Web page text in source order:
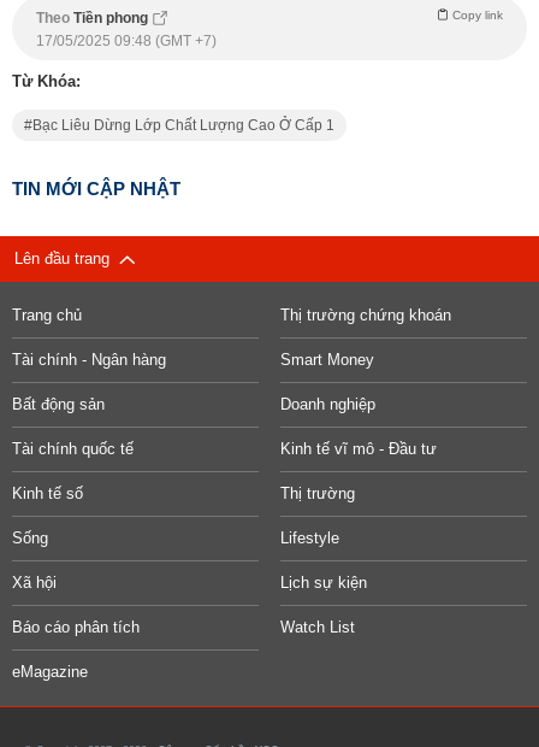
Theo Tiền phong Copy link
17/05/2025 09:48 (GMT +7)
Từ Khóa:
Bạc Liêu Dừng Lớp Chất Lượng Cao Ở Cấp 1
TIN MỚI CẬP NHẬT
Lên đầu trang
Trang chủ Thị trường chứng khoán
Tài chính - Ngân hàng Smart Money
Bất động sản Doanh nghiệp
Tài chính quốc tế Kinh tế vĩ mô - Đầu tư
Kinh tế số Thị trường
Sống Lifestyle
Xã hội Lịch sự kiện
Báo cáo phân tích Watch List
eMagazine